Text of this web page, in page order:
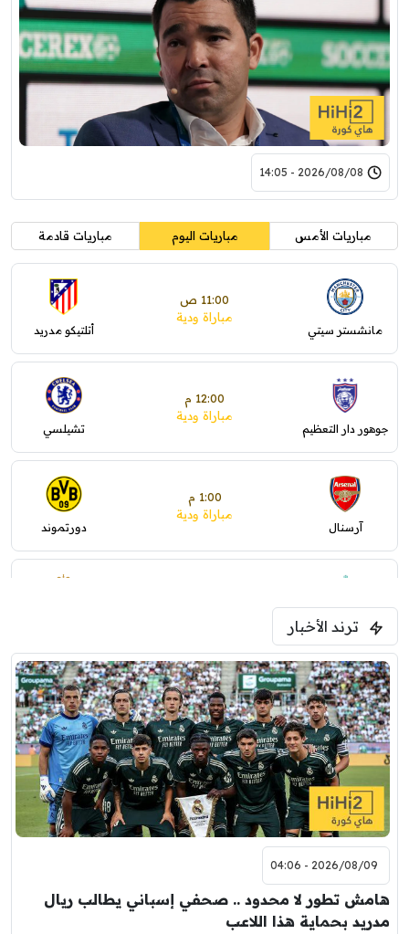
2026/08/08 - 14:05
مباريات الأمس مباريات اليوم مباريات قادمة
مانشستر سيتي
11:00 ص
مباراة ودية
أتلتيكو مدريد
جوهور دار التعظيم
12:00 م
مباراة ودية
تشيلسي
آرسنال
1:00 م
مباراة ودية
دورتموند
ليفربول
ترند الأخبار
2026/08/09 - 04:06
هامش تطور لا محدود .. صحفي إسباني يطالب ريال
مدريد بحماية هذا اللاعب